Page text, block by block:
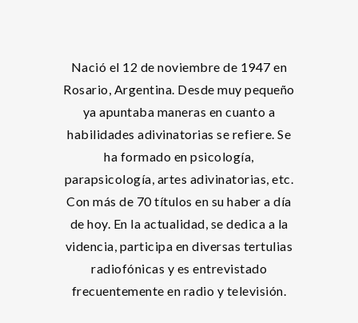
Nació el 12 de noviembre de 1947 en
Rosario, Argentina. Desde muy pequeño
ya apuntaba maneras en cuanto a
habilidades adivinatorias se refiere. Se
ha formado en psicología,
parapsicología, artes adivinatorias, etc.
Con más de 70 títulos en su haber a día
de hoy. En la actualidad, se dedica a la
videncia, participa en diversas tertulias
radiofónicas y es entrevistado
frecuentemente en radio y televisión.